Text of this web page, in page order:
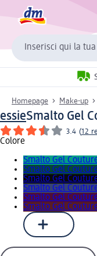
Inserisci qui la
Homepage Make-up
essieSmalto Gel
3.4 (12
Colore
Smalto Gel
Smalto Gel
Smalto Gel
Smalto Gel
Smalto Gel
Smalto Gel